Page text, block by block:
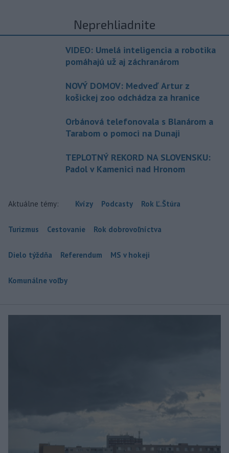
Neprehliadnite
VIDEO: Umelá inteligencia a robotika
pomáhajú už aj záchranárom
NOVÝ DOMOV: Medveď Artur z
košickej zoo odchádza za hranice
Orbánová telefonovala s Blanárom a
Tarabom o pomoci na Dunaji
TEPLOTNÝ REKORD NA SLOVENSKU:
Padol v Kamenici nad Hronom
Aktuálne témy: Kvízy Podcasty Rok Ľ.Štúra
Turizmus Cestovanie Rok dobrovoľníctva
Dielo týždňa Referendum MS v hokeji
Komunálne voľby